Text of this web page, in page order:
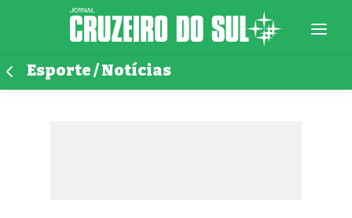
Esporte / Notícias